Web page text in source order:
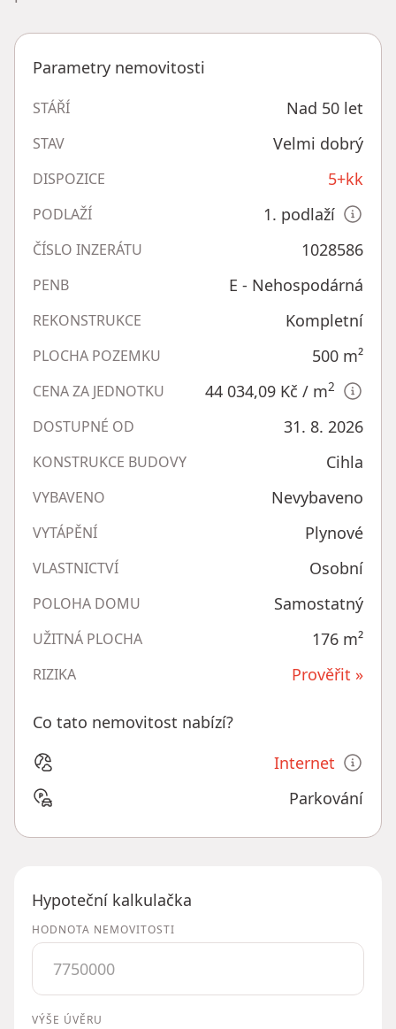
Parametry nemovitosti
STÁŘÍ Nad 50 let
STAV Velmi dobrý
DISPOZICE 5+kk
PODLAŽÍ 1. podlaží
ČÍSLO INZERÁTU 1028586
PENB E - Nehospodárná
REKONSTRUKCE Kompletní
PLOCHA POZEMKU 500 m²
CENA ZA JEDNOTKU 44 034,09 Kč / m2
DOSTUPNÉ OD 31. 8. 2026
KONSTRUKCE BUDOVY Cihla
VYBAVENO Nevybaveno
VYTÁPĚNÍ Plynové
VLASTNICTVÍ Osobní
POLOHA DOMU Samostatný
UŽITNÁ PLOCHA 176 m²
RIZIKA Prověřit »
Co tato nemovitost nabízí?
Internet
Parkování
Hypoteční kalkulačka
HODNOTA NEMOVITOSTI
VÝŠE ÚVĚRU